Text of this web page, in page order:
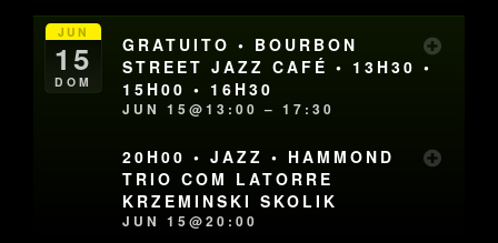
JUN
15
DOM
GRATUITO • BOURBON
STREET JAZZ CAFÉ • 13H30 •
15H00 • 16H30
JUN 15@13:00 – 17:30
20H00 • JAZZ • HAMMOND
TRIO COM LATORRE
KRZEMINSKI SKOLIK
JUN 15@20:00